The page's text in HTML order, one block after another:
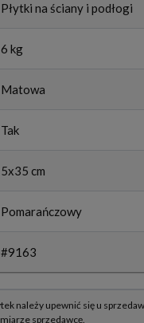
Płytki na ściany i podłogi
6 kg
Matowa
Tak
5x35 cm
Pomarańczowy
#9163